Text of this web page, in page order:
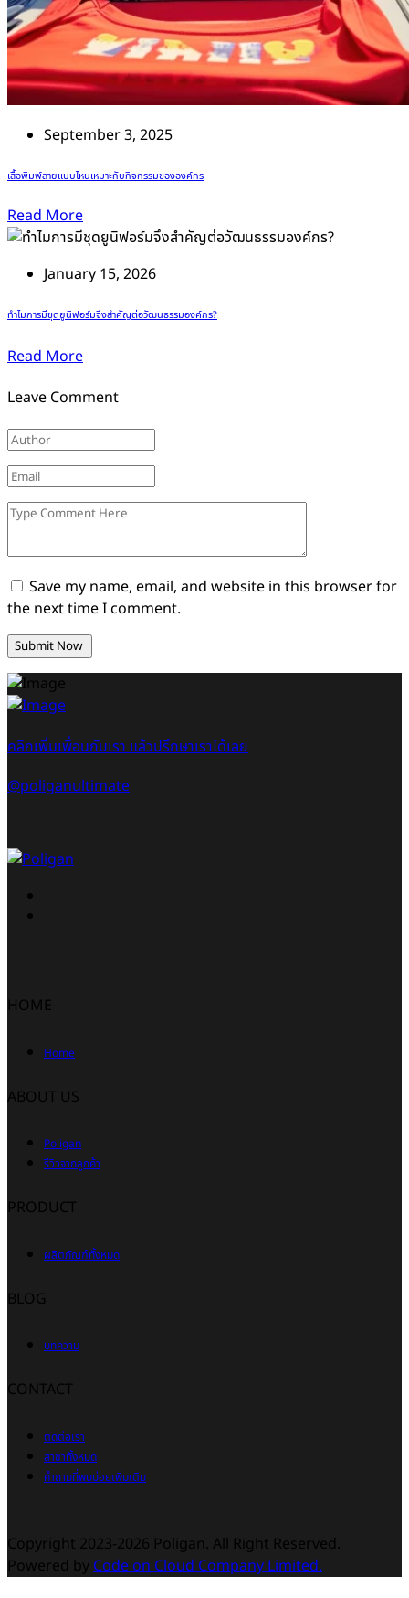
September 3, 2025
เสื้อพิมพ์ลายแบบไหนเหมาะกับกิจกรรมขององค์กร
Read More
January 15, 2026
ทำไมการมีชุดยูนิฟอร์มจึงสำคัญต่อวัฒนธรรมองค์กร?
Read More
Leave Comment
Save my name, email, and website in this browser for
the next time I comment.
คลิกเพิ่มเพื่อนกับเรา แล้วปรึกษาเราได้เลย
@poliganultimate
HOME
Home
ABOUT US
Poligan
รีวิวจากลูกค้า
PRODUCT
ผลิตภัณฑ์ทั้งหมด
BLOG
บทความ
CONTACT
ติดต่อเรา
สาขาทั้งหมด
คำถามที่พบบ่อยเพิ่มเติม
Copyright 2023-2026 Poligan. All Right Reserved.
Powered by Code on Cloud Company Limited.